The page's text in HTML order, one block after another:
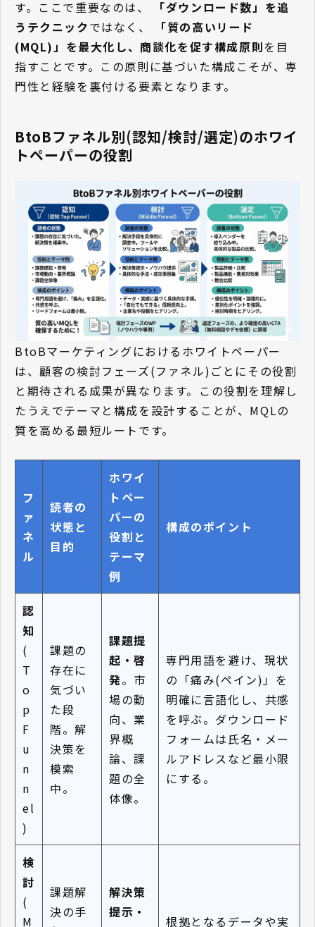
す。ここで重要なのは、
「ダウンロード数」を追
うテクニックではなく、
「質の高いリード
(MQL)」を最大化し、商談化を促す構成原則を目
指すことです。この原則に基づいた構成こそが、専
門性と経験を裏付ける要素となります。
BtoBファネル別(認知/検討/選定)のホワイ
トペーパーの役割
BtoBマーケティングにおけるホワイトペーパー
は、顧客の検討フェーズ(ファネル)ごとにその役割
と期待される成果が異なります。この役割を理解し
たうえでテーマと構成を設計することが、MQLの
質を高める最短ルートです。
フ
ァ
ネ
ル
読者の
状態と
目的
ホワイ
トペー
パーの
役割と
テーマ
例
構成のポイント
認
知
(
T
o
p
F
u
n
n
el
)
課題の
存在に
気づい
た段
階。解
決策を
模索
中。
課題提
起・啓
発。市
場の動
向、業
界概
論、課
題の全
体像。
専門用語を避け、現状
の「痛み(ペイン)」を
明確に言語化し、共感
を呼ぶ。ダウンロード
フォームは氏名・メー
ルアドレスなど最小限
にする。
検
討
(
M
課題解
決の手
解決策
提示・
根拠となるデータや実